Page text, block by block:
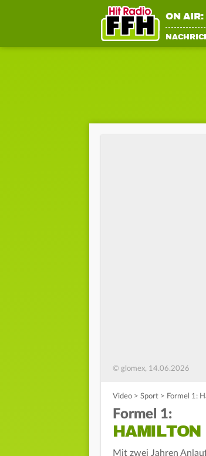
ON AIR:
© glomex, 14.06.2026
Video > Sport > Formel 1:
Formel 1:
HAMILTON
Mit zwei Jahren